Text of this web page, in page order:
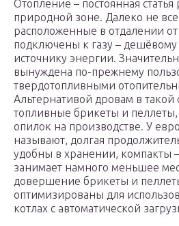
Отопление – постоянная
природной зоне. Далеко не
расположенные в отдалении
подключены к газу –
источнику энергии.
вынуждена по-прежнему
твердотопливными
Альтернативой дровам в такой
топливные брикеты и
опилок на производстве. У
называют, долгая
удобны в хранении, компакты –
занимает намного меньшее
довершение брикеты и
оптимизированы для
котлах с автоматической